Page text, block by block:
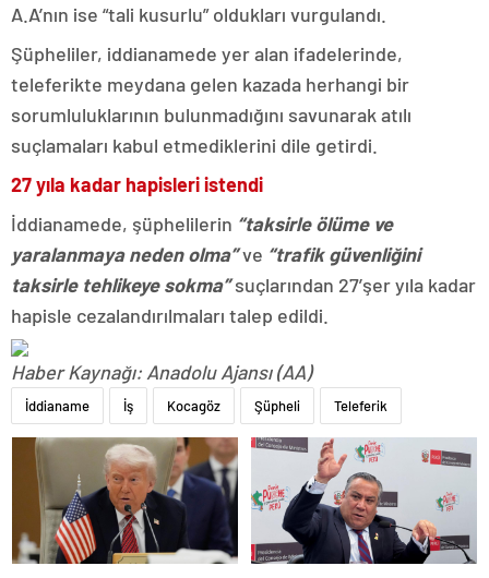
A.A’nın ise “tali kusurlu” oldukları vurgulandı.
Şüpheliler, iddianamede yer alan ifadelerinde,
teleferikte meydana gelen kazada herhangi bir
sorumluluklarının bulunmadığını savunarak atılı
suçlamaları kabul etmediklerini dile getirdi.
27 yıla kadar hapisleri istendi
İddianamede, şüphelilerin “taksirle ölüme ve
yaralanmaya neden olma”ve “trafik güvenliğini
taksirle tehlikeye sokma”suçlarından 27’şer yıla kadar
hapisle cezalandırılmaları talep edildi.
Haber Kaynağı: Anadolu Ajansı (AA)
İddianame İş Kocagöz Şüpheli Teleferik